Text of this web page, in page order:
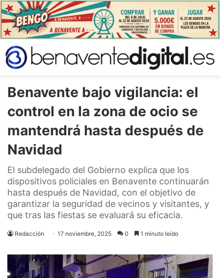
Benavente bajo vigilancia: el
control en la zona de ocio se
mantendrá hasta después de
Navidad
El subdelegado del Gobierno explica que los
dispositivos policiales en Benavente continuarán
hasta después de Navidad, con el objetivo de
garantizar la seguridad de vecinos y visitantes, y
que tras las fiestas se evaluará su eficacia.
Redacción 17 noviembre, 2025 0 1 minuto leído